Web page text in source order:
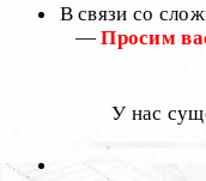
В связи со
—Просим
У нас